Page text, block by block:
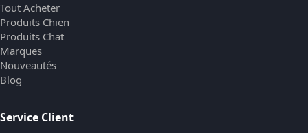
Tout Acheter
Produits Chien
Produits Chat
Marques
Nouveautés
Blog
Service Client